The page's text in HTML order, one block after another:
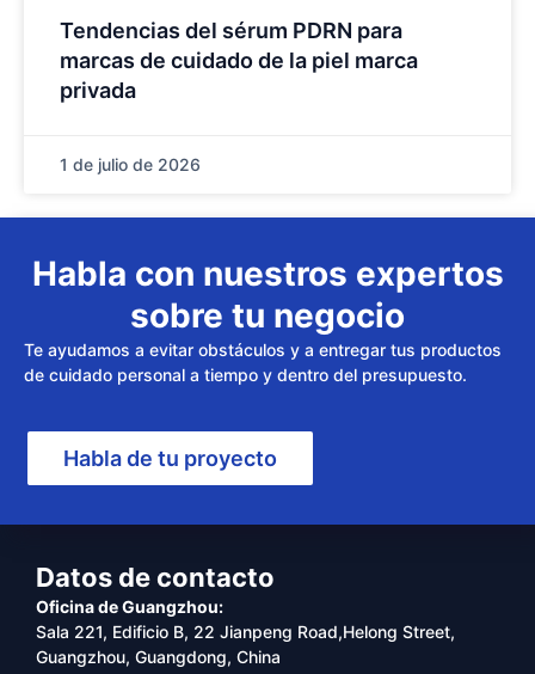
Tendencias del sérum PDRN para
marcas de cuidado de la piel marca
privada
1 de julio de 2026
Habla con nuestros expertos
sobre tu negocio
Te ayudamos a evitar obstáculos y a entregar tus productos
de cuidado personal a tiempo y dentro del presupuesto.
Habla de tu proyecto
Datos de contacto
Oficina de Guangzhou:
Sala 221, Edificio B, 22 Jianpeng Road,Helong Street,
Guangzhou, Guangdong, China